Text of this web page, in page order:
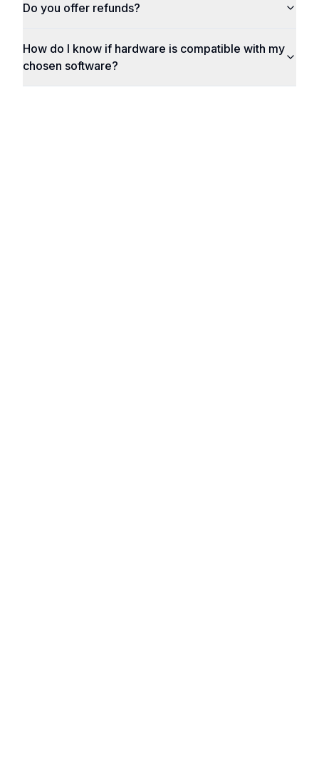
Do you offer refunds?
How do I know if hardware is compatible with my
chosen software?